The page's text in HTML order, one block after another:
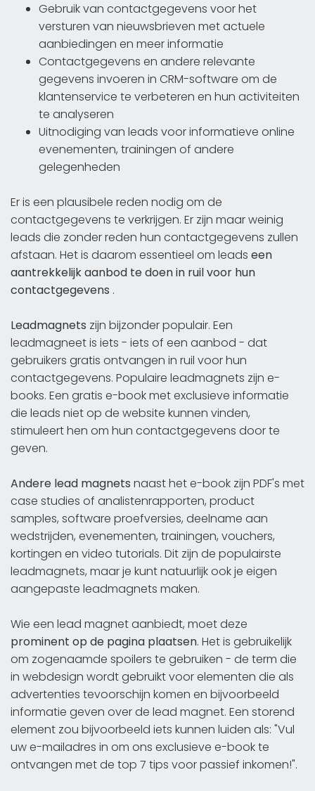
Gebruik van contactgegevens voor het
versturen van nieuwsbrieven met actuele
aanbiedingen en meer informatie
Contactgegevens en andere relevante
gegevens invoeren in CRM-software om de
klantenservice te verbeteren en hun activiteiten
te analyseren
Uitnodiging van leads voor informatieve online
evenementen, trainingen of andere
gelegenheden
Er is een plausibele reden nodig om de
contactgegevens te verkrijgen. Er zijn maar weinig
leads die zonder reden hun contactgegevens zullen
afstaan. Het is daarom essentieel om leads een
aantrekkelijk aanbod te doen in ruil voor hun
contactgegevens .
Leadmagnets zijn bijzonder populair. Een
leadmagneet is iets - iets of een aanbod - dat
gebruikers gratis ontvangen in ruil voor hun
contactgegevens. Populaire leadmagnets zijn e-
books. Een gratis e-book met exclusieve informatie
die leads niet op de website kunnen vinden,
stimuleert hen om hun contactgegevens door te
geven.
Andere lead magnets naast het e-book zijn PDF's met
case studies of analistenrapporten, product
samples, software proefversies, deelname aan
wedstrijden, evenementen, trainingen, vouchers,
kortingen en video tutorials. Dit zijn de populairste
leadmagnets, maar je kunt natuurlijk ook je eigen
aangepaste leadmagnets maken.
Wie een lead magnet aanbiedt, moet deze
prominent op de pagina plaatsen. Het is gebruikelijk
om zogenaamde spoilers te gebruiken - de term die
in webdesign wordt gebruikt voor elementen die als
advertenties tevoorschijn komen en bijvoorbeeld
informatie geven over de lead magnet. Een storend
element zou bijvoorbeeld iets kunnen luiden als: "Vul
uw e-mailadres in om ons exclusieve e-book te
ontvangen met de top 7 tips voor passief inkomen!".